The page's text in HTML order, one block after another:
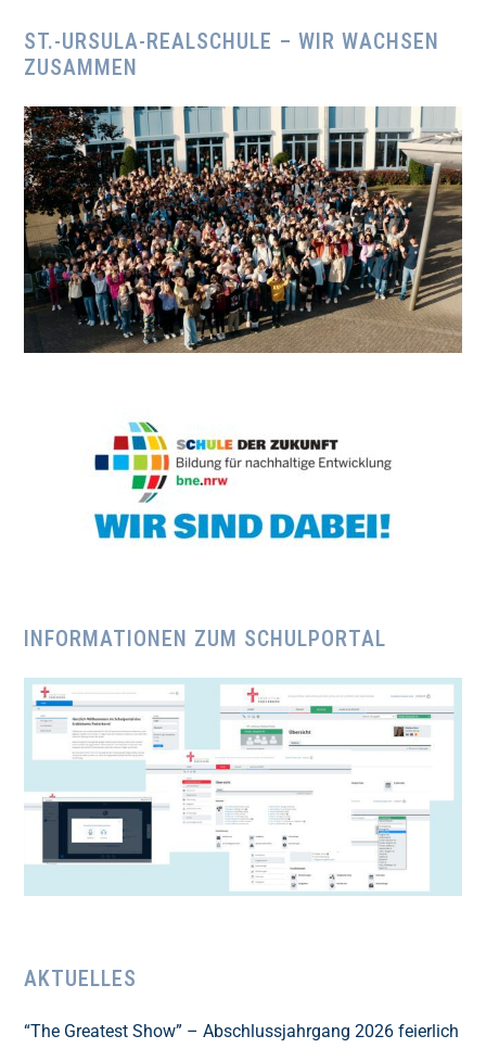
ST.-URSULA-REALSCHULE – WIR WACHSEN
ZUSAMMEN
INFORMATIONEN ZUM SCHULPORTAL
AKTUELLES
“The Greatest Show” – Abschlussjahrgang 2026 feierlich